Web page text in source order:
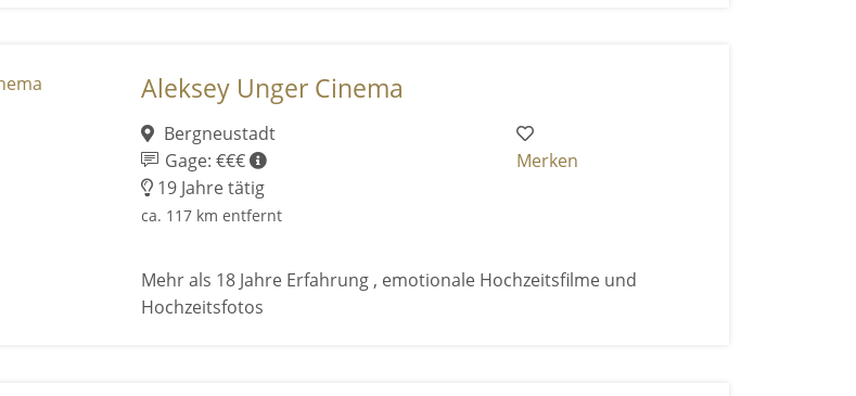
Aleksey Unger Cinema
Bergneustadt
Gage: €€€
19 Jahre tätig
ca. 117 km entfernt
Merken
Mehr als 18 Jahre Erfahrung , emotionale Hochzeitsfilme und
Hochzeitsfotos